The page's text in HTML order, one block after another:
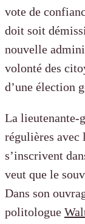
vote de
doit soit
nouvelle
volonté des
d’une élection
La lieutenante-
régulières avec
s’inscrivent
veut que le
Dans son
politologue